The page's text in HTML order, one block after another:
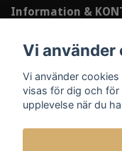
Information &
Sociala medier
Vi använder
Vi använder
visas för dig och för
upplevelse när du